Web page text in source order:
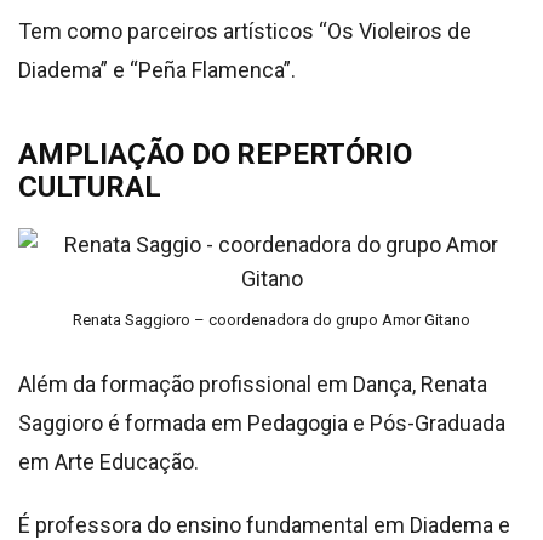
Tem como parceiros artísticos “Os Violeiros de
Diadema” e “Peña Flamenca”.
AMPLIAÇÃO DO REPERTÓRIO
CULTURAL
Renata Saggioro – coordenadora do grupo Amor Gitano
Além da formação profissional em Dança, Renata
Saggioro é formada em Pedagogia e Pós-Graduada
em Arte Educação.
É professora do ensino fundamental em Diadema e